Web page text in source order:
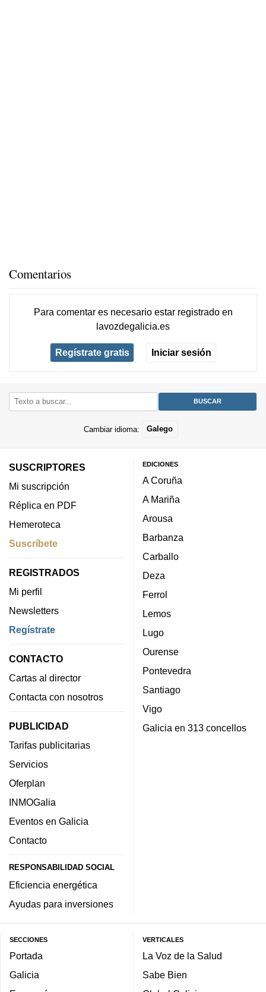
Comentarios
Para comentar es necesario estar registradoen
lavozdegalicia.es
Regístrate gratis Iniciar sesión
Cambiar idioma: Galego
SUSCRIPTORES
Mi suscripción
Réplica en PDF
Hemeroteca
Suscríbete
REGISTRADOS
Mi perfil
Newsletters
Regístrate
CONTACTO
Cartas al director
Contacta con nosotros
PUBLICIDAD
Tarifas publicitarias
Servicios
Oferplan
INMOGalia
Eventos en Galicia
Contacto
RESPONSABILIDAD SOCIAL
Eficiencia energética
Ayudas para inversiones
EDICIONES
A Coruña
A Mariña
Arousa
Barbanza
Carballo
Deza
Ferrol
Lemos
Lugo
Ourense
Pontevedra
Santiago
Vigo
Galicia en 313 concellos
SECCIONES
Portada
Galicia
VERTICALES
La Voz de la Salud
Sabe Bien